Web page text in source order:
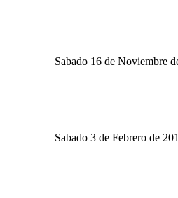
Sabado 16 de Noviembre
Sabado 3 de Febrero de